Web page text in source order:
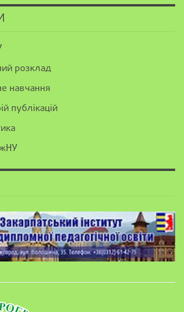
розклад
навчання
публікацій